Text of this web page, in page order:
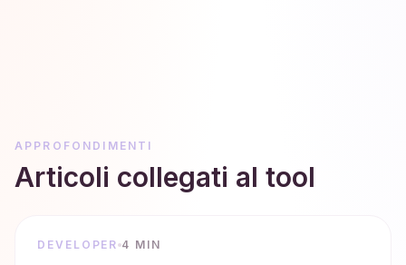
APPROFONDIMENTI
Articoli collegati al tool
DEVELOPER 4 MIN